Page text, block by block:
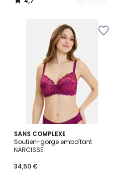
/
SANS COMPLEXE
Soutien-gorge emboîtant
NARCISSE
34,50 €
4,5
/ 5